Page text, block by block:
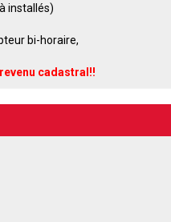
installés)
bi-horaire,
cadastral!!